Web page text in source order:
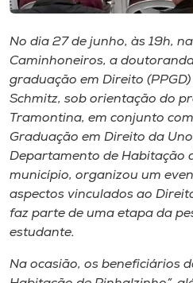
Cultura
CPA
Biblioteca
Editora
Rádio
No dia 27 de junho, às 19h,
Caminhoneiros, a
graduação em Direito
Schmitz, sob orientação do
Tramontina, em conjunto
Graduação em Direito da
Departamento de Habitação
município, organizou um
aspectos vinculados ao
faz parte de uma etapa da
estudante.
Na ocasião, os beneficiários